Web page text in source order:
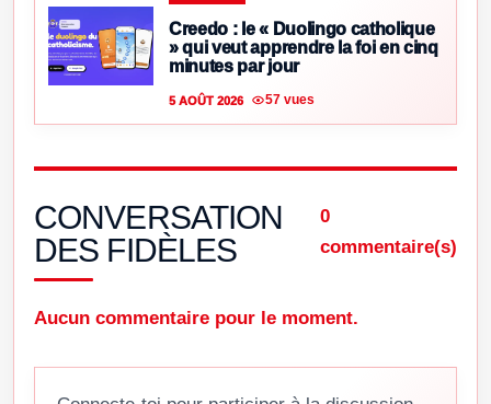
Creedo : le « Duolingo catholique
» qui veut apprendre la foi en cinq
minutes par jour
5 AOÛT 2026 57 vues
CONVERSATION
DES FIDÈLES
0
commentaire(s)
Aucun commentaire pour le moment.